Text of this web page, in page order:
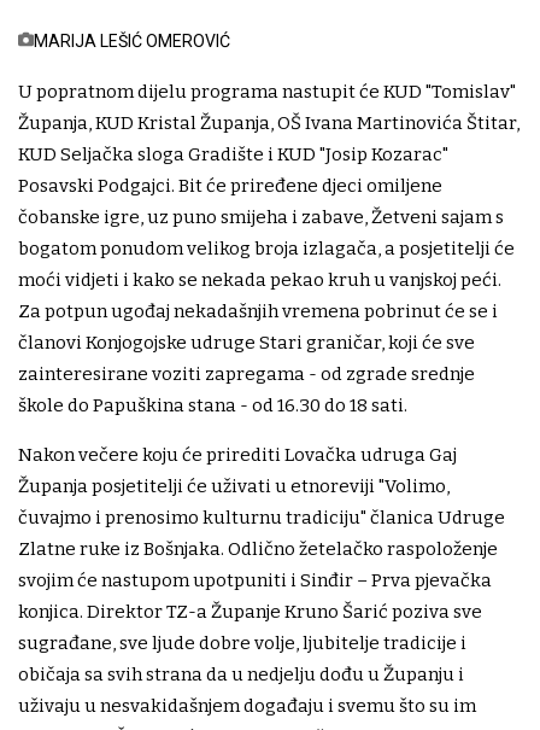
MARIJA LEŠIĆ OMEROVIĆ
U popratnom dijelu programa nastupit će KUD "Tomislav"
Županja, KUD Kristal Županja, OŠ Ivana Martinovića Štitar,
KUD Seljačka sloga Gradište i KUD "Josip Kozarac"
Posavski Podgajci. Bit će priređene djeci omiljene
čobanske igre, uz puno smijeha i zabave, Žetveni sajam s
bogatom ponudom velikog broja izlagača, a posjetitelji će
moći vidjeti i kako se nekada pekao kruh u vanjskoj peći.
Za potpun ugođaj nekadašnjih vremena pobrinut će se i
članovi Konjogojske udruge Stari graničar, koji će sve
zainteresirane voziti zapregama - od zgrade srednje
škole do Papuškina stana - od 16.30 do 18 sati.
Nakon večere koju će prirediti Lovačka udruga Gaj
Županja posjetitelji će uživati u etnoreviji "Volimo,
čuvajmo i prenosimo kulturnu tradiciju" članica Udruge
Zlatne ruke iz Bošnjaka. Odlično žetelačko raspoloženje
svojim će nastupom upotpuniti i Sinđir – Prva pjevačka
konjica. Direktor TZ-a Županje Kruno Šarić poziva sve
sugrađane, sve ljude dobre volje, ljubitelje tradicije i
običaja sa svih strana da u nedjelju dođu u Županju i
uživaju u nesvakidašnjem događaju i svemu što su im